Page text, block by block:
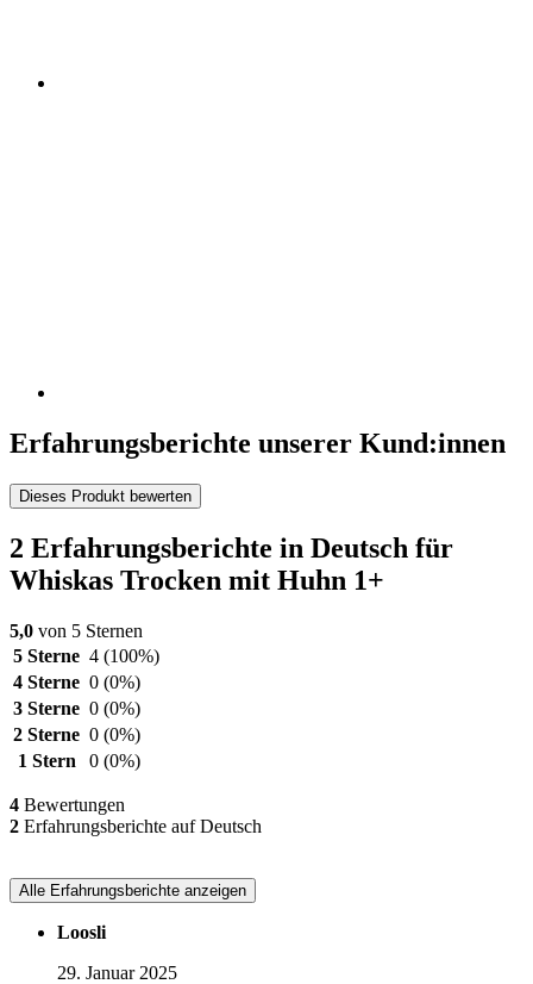
Erfahrungsberichte unserer Kund:innen
Dieses Produkt bewerten
2 Erfahrungsberichte in Deutsch für
Whiskas Trocken mit Huhn 1+
5,0 von 5 Sternen
5 Sterne 4 (100%)
4 Sterne 0 (0%)
3 Sterne 0 (0%)
2 Sterne 0 (0%)
1 Stern
0 (0%)
4 Bewertungen
2 Erfahrungsberichte auf Deutsch
Alle Erfahrungsberichte anzeigen
Loosli
29. Januar 2025